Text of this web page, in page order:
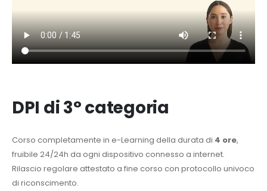
DPI di 3° categoria
Corso completamente in e-Learning della durata di 4 ore,
fruibile 24/24h da ogni dispositivo connesso a internet.
Rilascio regolare attestato a fine corso con protocollo univoco
di riconscimento.